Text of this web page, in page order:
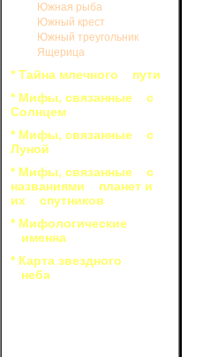
Южная рыба
Южный крест
Южный треугольник
Ящерица
* Тайна млечного пути
* Мифы, связанные с
Солнцем
* Мифы, связанные с
Луной
* Мифы, связанные с
названиями планет и
их спутников
* Мифологические
именна
* Карта звездного
неба